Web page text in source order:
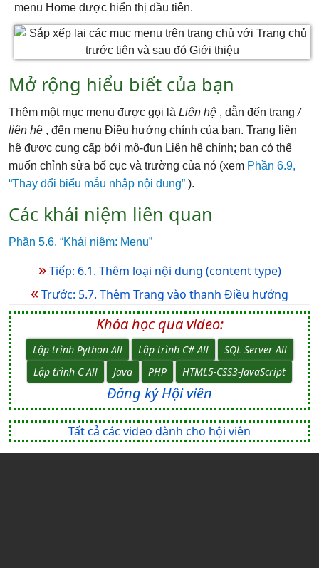
menu Home được hiển thị đầu tiên.
Mở rộng hiểu biết của bạn
Thêm một mục menu được gọi là Liên hệ , dẫn đến trang/
liên hệ , đến menu Điều hướng chính của bạn. Trang liên
hệ được cung cấp bởi mô-đun Liên hệ chính; bạn có thể
muốn chỉnh sửa bố cục và trường của nó (xem Phần 6.9,
“Thay đổi biểu mẫu nhập nội dung” ).
Các khái niệm liên quan
Phần 5.6, “Khái niệm: Menu”
»Tiếp: 6.1. Thêm loại nội dung (content type)
«Trước: 5.7. Thêm Trang vào thanh Điều hướng
Khóa học qua video:
Lập trình Python All Lập trình C# All
SQL Server All
Lập trình C All
Java PHP HTML5-CSS3-JavaScript
Đăng ký Hội viên
Tất cả các video dành cho hội viên